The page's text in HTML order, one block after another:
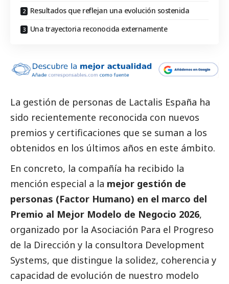
Resultados que reflejan una evolución sostenida
Una trayectoria reconocida externamente
La gestión de personas de Lactalis España ha
sido recientemente reconocida con nuevos
premios y certificaciones que se suman a los
obtenidos en los últimos años en este ámbito.
En concreto, la compañía ha recibido la
mención especial a la mejor gestión de
personas (Factor Humano) en el marco del
Premio al Mejor Modelo de Negocio 2026,
organizado por la Asociación Para el Progreso
de la Dirección y la consultora Development
Systems, que distingue la solidez, coherencia y
capacidad de evolución de nuestro modelo